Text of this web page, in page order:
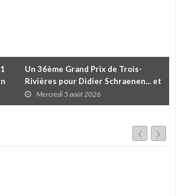
Un 36ème Grand Prix de Trois-
Rivières pour Didier Schraenen... et
une première en Challenge Canada
Mercredi 5 août 2026